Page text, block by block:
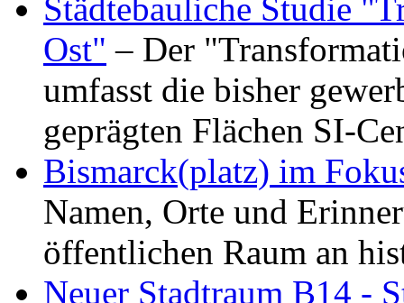
Städtebauliche Studie
Ost" – Der
umfasst die bisher
geprägten Flächen SI-
Bismarck(platz) im
Namen, Orte und
öffentlichen Raum an
Neuer Stadtraum B14 -